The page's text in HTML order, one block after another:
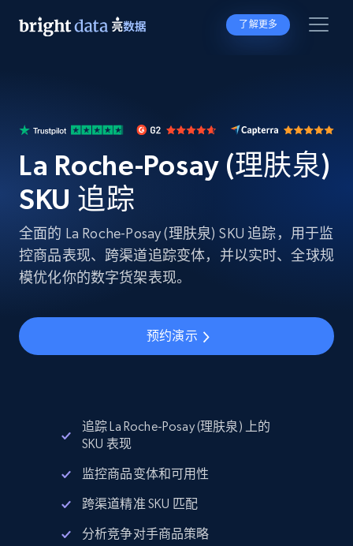
了解更多
La Roche-Posay (理肤泉)
SKU 追踪
全面的 La Roche-Posay (理肤泉) SKU 追踪，用于监
控商品表现、跨渠道追踪变体，并以实时、全球规
模优化你的数字货架表现。
预约演示
追踪 La Roche-Posay (理肤泉) 上的
SKU 表现
监控商品变体和可用性
跨渠道精准 SKU 匹配
分析竞争对手商品策略